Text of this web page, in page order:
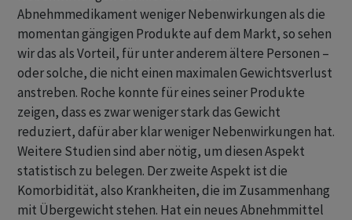
Abnehmmedikament weniger Nebenwirkungen als die
momentan gängigen Produkte auf dem Markt, so sehen
wir das als Vorteil, für unter anderem ältere Personen –
oder solche, die nicht einen maximalen Gewichtsverlust
anstreben. Roche konnte für eines seiner Produkte
zeigen, dass es zwar weniger stark das Gewicht
reduziert, dafür aber klar weniger Nebenwirkungen hat.
Weitere Studien sind aber nötig, um diesen Aspekt
statistisch zu belegen. Der zweite Aspekt ist die
Komorbidität, also Krankheiten, die im Zusammenhang
mit Übergewicht stehen. Hat ein neues Abnehmmittel